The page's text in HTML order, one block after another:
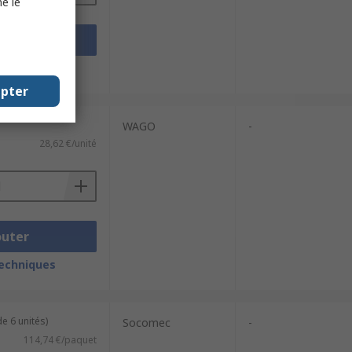
28,62 €/unité
WAGO -
6 unités)
114,74 €/paquet
Socomec -